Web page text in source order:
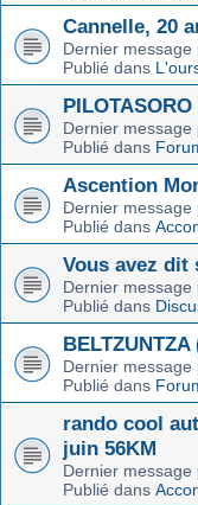
Cannelle, 20
Dernier message
Publié dans
Dernier message
Publié dans
Ascention
Dernier message
Publié dans
Vous avez
Dernier message
Publié dans
Dernier message
Publié dans
rando cool
juin 56KM
Dernier message
Publié dans